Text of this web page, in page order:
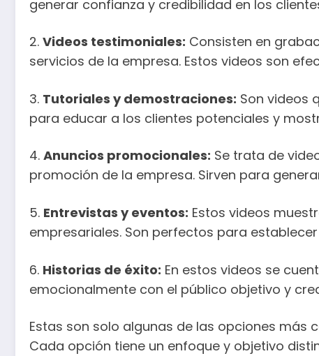
generar confianza y credibilidad en los
2. Videos testimoniales: Consisten en
servicios de la empresa. Estos videos son
3. Tutoriales y demostraciones: Son videos
para educar a los clientes potenciales y
4. Anuncios promocionales: Se trata de
promoción de la empresa. Sirven para
5. Entrevistas y eventos: Estos videos
empresariales. Son perfectos para
6. Historias de éxito: En estos videos se
emocionalmente con el público objetivo y
Estas son solo algunas de las opciones más
Cada opción tiene un enfoque y objetivo